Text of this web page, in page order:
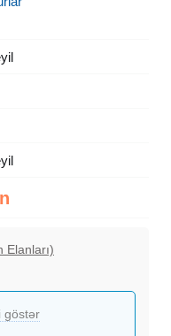
Elanları)
göstər